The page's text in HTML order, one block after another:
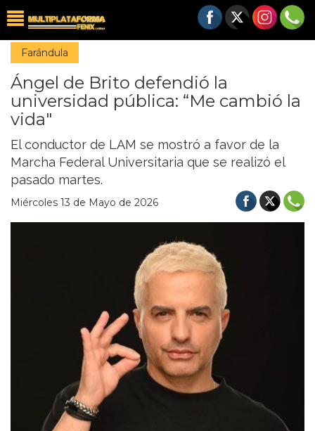
Farándula
Ángel de Brito defendió la
universidad pública: “Me cambió la
vida"
El conductor de LAM se mostró a favor de la
Marcha Federal Universitaria que se realizó el
pasado martes.
Miércoles 13 de Mayo de 2026